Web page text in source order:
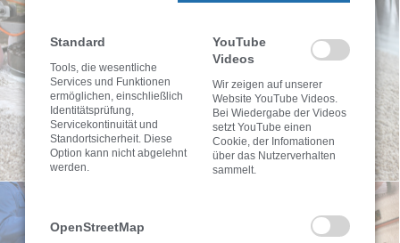
Standard
Tools, die wesentliche
Services und Funktionen
ermöglichen, einschließlich
Identitätsprüfung,
Servicekontinuität und
Standortsicherheit. Diese
Option kann nicht abgelehnt
werden.
YouTube
Videos
Wir zeigen auf unserer
Website YouTube Videos.
Bei Wiedergabe der Videos
setzt YouTube einen
Cookie, der Infomationen
über das Nutzerverhalten
sammelt.
OpenStreetMap